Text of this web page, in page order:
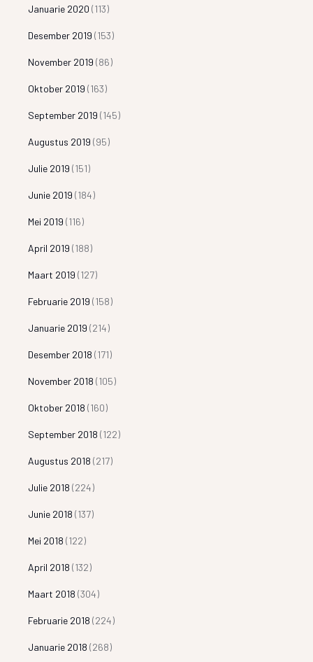
Januarie 2020 (113)
Desember 2019 (153)
November 2019 (86)
Oktober 2019 (163)
September 2019 (145)
Augustus 2019 (95)
Julie 2019 (151)
Junie 2019 (184)
Mei 2019 (116)
April 2019 (188)
Maart 2019 (127)
Februarie 2019 (158)
Januarie 2019 (214)
Desember 2018 (171)
November 2018 (105)
Oktober 2018 (160)
September 2018 (122)
Augustus 2018 (217)
Julie 2018 (224)
Junie 2018 (137)
Mei 2018 (122)
April 2018 (132)
Maart 2018 (304)
Februarie 2018 (224)
Januarie 2018 (268)